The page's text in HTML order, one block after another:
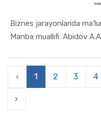
Biznеs jarayonlarida
Manba muallifi: Abidov In
‹ 1 2 3 4
›